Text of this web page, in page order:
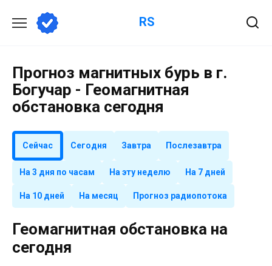
содержанию
RS
Прогноз магнитных бурь в г.
Богучар - Геомагнитная
обстановка сегодня
Сейчас Сегодня Завтра Послезавтра
На 3 дня по часам На эту неделю На 7 дней
На 10 дней На месяц Прогноз радиопотока
Геомагнитная обстановка на
сегодня